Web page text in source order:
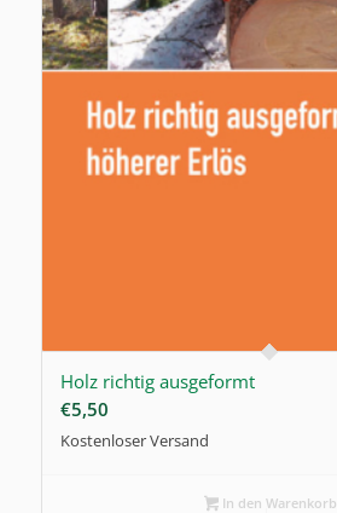
Holz richtig ausgeformt
€5,50
Kostenloser Versand
In den Warenkorb